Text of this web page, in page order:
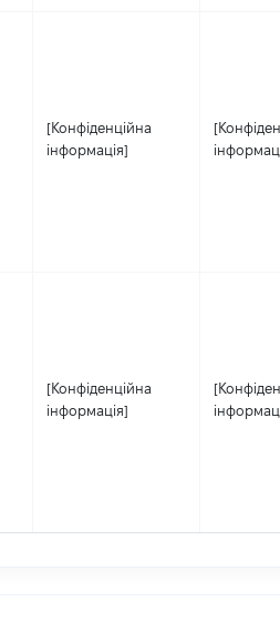
[Конфіденційна
інформація]
[Конфіденційна
інформація]